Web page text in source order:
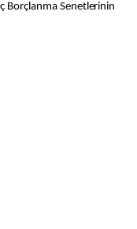
Borçlanma Senetlerinin